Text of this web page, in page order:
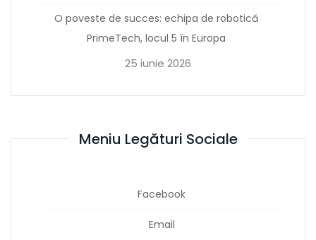
O poveste de succes: echipa de robotică
PrimeTech, locul 5 în Europa
25 iunie 2026
Meniu Legături Sociale
Facebook
Email